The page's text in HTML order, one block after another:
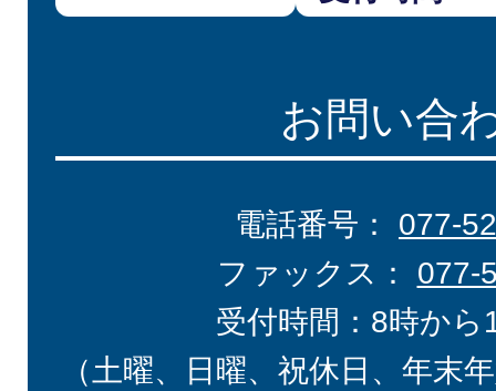
お問い合
電話番号： 077-
ファックス： 077-
受付時間：8時から
（土曜、日曜、祝休日、年末